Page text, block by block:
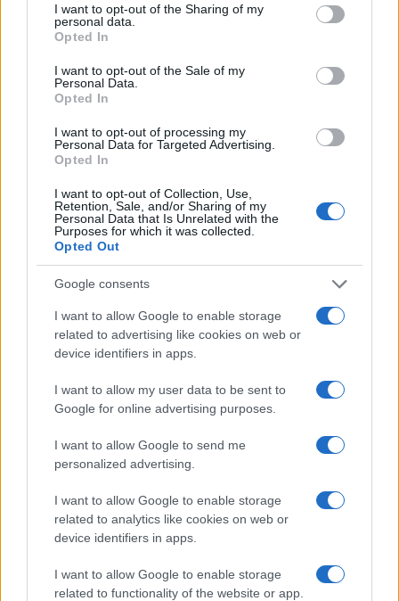
not limited to your visit or usage behaviour. You may click to
grant or deny consent to Google and its third-party tags to
use your data for below specified purposes in below Google
consent section.
I want to opt-out of the Sharing of my
personal data.
Opted In
I want to opt-out of the Sale of my
Personal Data.
Opted In
I want to opt-out of processing my
Personal Data for Targeted Advertising.
Opted In
I want to opt-out of Collection, Use,
Retention, Sale, and/or Sharing of my
Personal Data that Is Unrelated with the
Purposes for which it was collected.
Opted Out
Google consents
I want to allow Google to enable storage
related to advertising like cookies on web or
device identifiers in apps.
I want to allow my user data to be sent to
Google for online advertising purposes.
I want to allow Google to send me
personalized advertising.
I want to allow Google to enable storage
related to analytics like cookies on web or
device identifiers in apps.
I want to allow Google to enable storage
related to functionality of the website or app.
Cristian Castiglioni · 8 Ago 2026
Come abbinare le scarpe arancioni: consigli e
ispirazioni per l’estate 2026
Beatrice Bonaventura · 7 Ago 2026
LIFESTYLE